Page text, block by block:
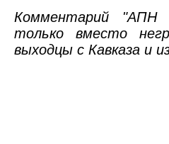
Комментарий "АПН
только вместо
выходцы с Кавказа и